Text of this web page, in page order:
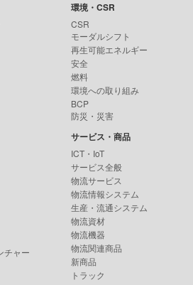
チャー
環境・CSR
CSR
モーダルシフト
再生可能エネルギー
安全
燃料
環境への取り組み
BCP
防災・災害
サービス・商品
ICT・IoT
サービス全般
物流サービス
物流情報システム
生産・流通システム
物流資材
物流機器
物流関連商品
新商品
トラック